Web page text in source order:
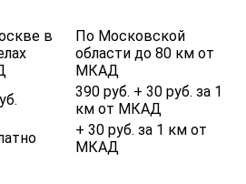
в
По Московской
области до 80 км от
МКАД
390 руб. + 30 руб. за 1
км от МКАД
+ 30 руб. за 1 км от
МКАД